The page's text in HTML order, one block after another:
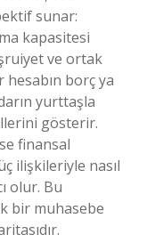
sunar:
kapasitesi
ve ortak
borç ya
yurttaşla
gösterir.
finansal
ilişkileriyle nasıl
olur. Bu
bir muhasebe